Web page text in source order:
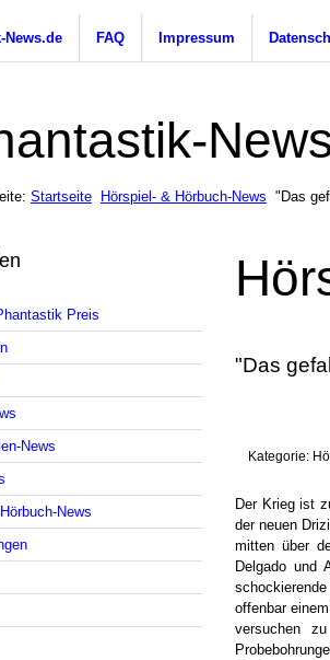
News.de FAQ Impressum
Startseite Hörspiel- & Hörbuch-News "Das
Preis
News
News
"Das
Kategorie:
Der Krieg ist
der neuen
mitten über
Delgado und
offenbar
versuchen